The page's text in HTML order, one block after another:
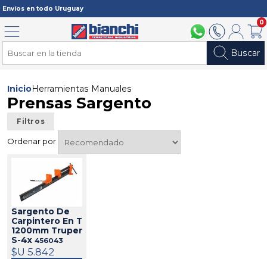
Envíos en todo Uruguay
094 211 1122902 2902Mi cuenta
0
Buscar
Menú
InicioHerramientas Manuales
Prensas Sargento
Filtros
Ordenar por
Sargento De
Carpintero En T
1200mm Truper
S-4x 456043
$U 5.842